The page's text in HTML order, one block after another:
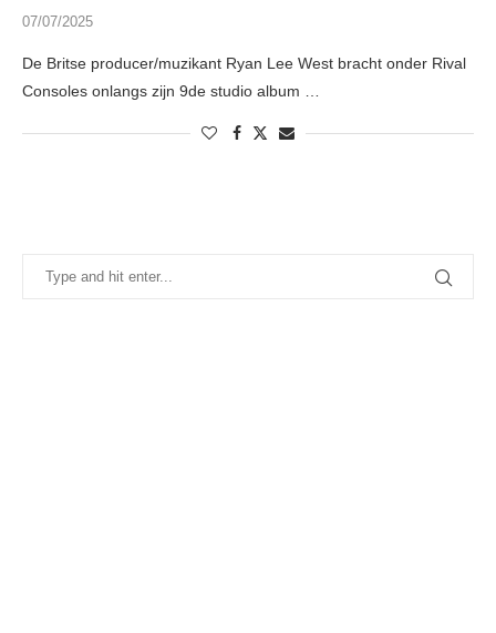
07/07/2025
De Britse producer/muzikant Ryan Lee West bracht onder Rival
Consoles onlangs zijn 9de studio album …